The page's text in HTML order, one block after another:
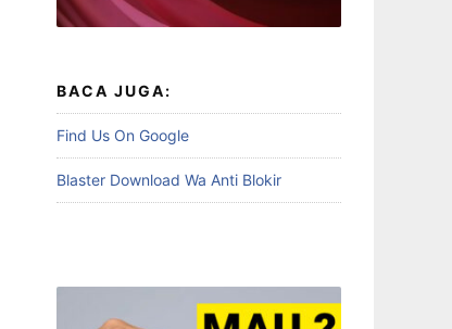
BACA JUGA:
Find Us On Google
Blaster Download Wa Anti Blokir